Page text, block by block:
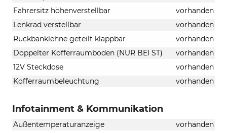
Fahrersitz höhenverstellbar
vorhanden
Lenkrad verstellbar
vorhanden
Rückbanklehne geteilt klappbar
vorhanden
Doppelter Kofferraumboden (NUR BEI ST)
vorhanden
12V Steckdose
vorhanden
Kofferraumbeleuchtung
vorhanden
Infotainment & Kommunikation
Außentemperaturanzeige
vorhanden